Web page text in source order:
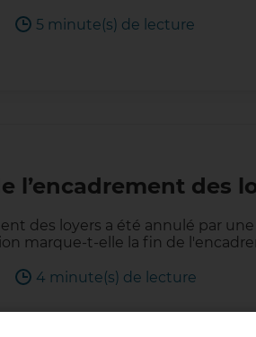
5 minute(s) de lecture
l’encadrement des
des loyers a été annulé par
marque-t-elle la fin de
4 minute(s) de lecture